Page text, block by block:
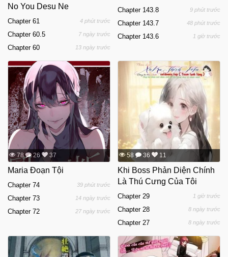
No You Desu Ne
Chapter 61 4 phút trước
Chapter 60.5 7 ngày trước
Chapter 60 13 ngày trước
Chapter 143.8 9 phút trước
Chapter 143.7 48 phút trước
Chapter 143.6 1 giờ trước
78 26 37
Maria Đoạn Tội
Chapter 74 39 phút trước
Chapter 73 14 ngày trước
Chapter 72 27 ngày trước
58 36 11
Khi Boss Phản Diện Chính
Là Thú Cưng Của Tôi
Chapter 29 1 giờ trước
Chapter 28 8 ngày trước
Chapter 27 8 ngày trước